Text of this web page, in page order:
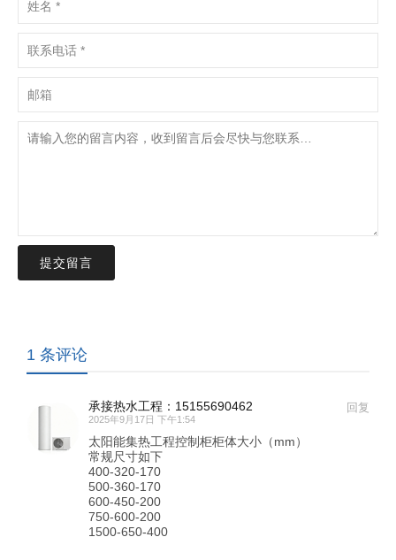
提交留言
1 条评论
承接热水工程：15155690462
2025年9月17日 下午1:54
回复
太阳能集热工程控制柜柜体大小（mm）
常规尺寸如下
400-320-170
500-360-170
600-450-200
750-600-200
1500-650-400